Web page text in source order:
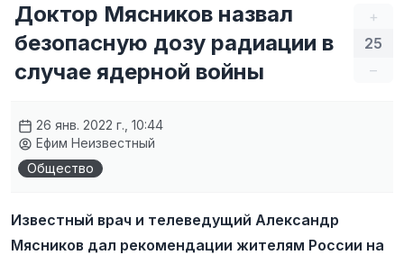
+
25
–
Доктор Мясников назвал
безопасную дозу радиации в
случае ядерной войны
26 янв. 2022 г., 10:44
Ефим Неизвестный
Общество
Известный врач и телеведущий Александр
Мясников дал рекомендации жителям России на